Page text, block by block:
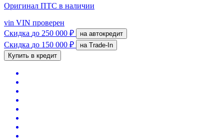
Оригинал ПТС в наличии
vin VIN проверен
Скидка до 250 000 ₽ на автокредит
Скидка до 150 000 ₽
на Trade-In
Купить в кредит